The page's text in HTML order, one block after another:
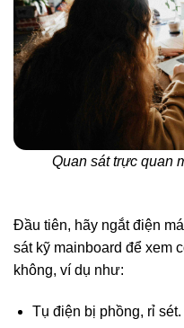
Quan sát trực quan
Đầu tiên, hãy ngắt điện
sát kỹ mainboard để xem
không, ví dụ như:
Tụ điện bị phồng, rỉ sét.